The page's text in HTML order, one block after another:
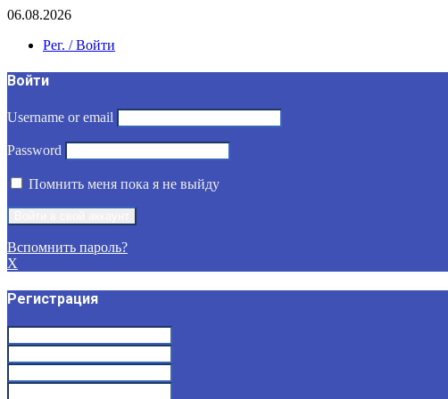
06.08.2026
Рег. / Войти
Войти
Username or email
Password
Помнить меня пока я не выйду
Вспомнить пароль?
X
Регистрация